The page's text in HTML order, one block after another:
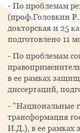
- По проблемам
(проф.Головкин
докторская и 25
подготовлено 11
- По проблемам
в ее рамках
диссертаций,
- "Национальные
трансформация
И.Д.), в ее рамках